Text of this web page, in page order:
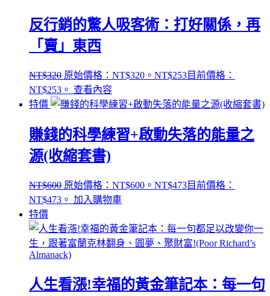
反行銷的驚人吸客術：打好關係，再
「賣」東西
NT$320 原始價格：NT$320。 NT$253目前價格：
NT$253。 查看內容
特價
賺錢的科學練習+啟動失落的能量之
源(收縮套書)
NT$600 原始價格：NT$600。 NT$473目前價格：
NT$473。 加入購物車
特價
人生看漲!幸福的黃金筆記本：每一句